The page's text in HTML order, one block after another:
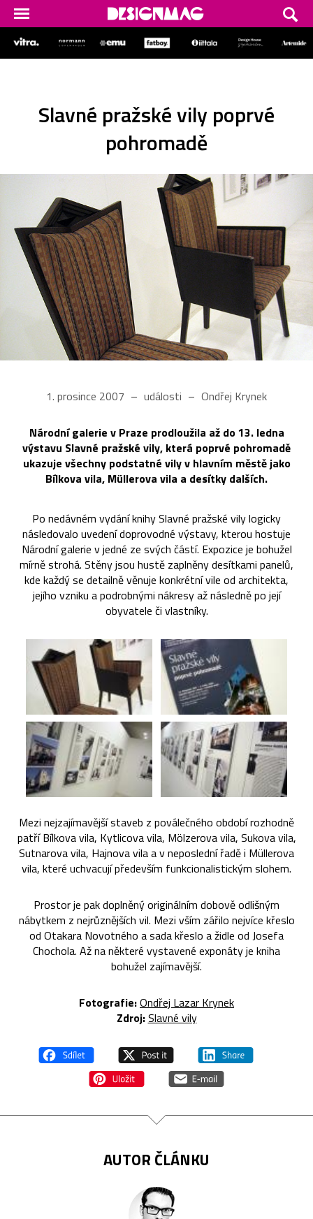
Slavné pražské vily poprvé
pohromadě
1. prosince 2007 události Ondřej Krynek
Národní galerie v Praze prodloužila až do 13. ledna
výstavu Slavné pražské vily, která poprvé pohromadě
ukazuje všechny podstatné vily v hlavním městě jako
Bílkova vila, Müllerova vila a desítky dalších.
Po nedávném vydání knihy Slavné pražské vily logicky
následovalo uvedení doprovodné výstavy, kterou hostuje
Národní galerie v jedné ze svých částí. Expozice je bohužel
mírně strohá. Stěny jsou hustě zaplněny desítkami panelů,
kde každý se detailně věnuje konkrétní vile od architekta,
jejího vzniku a podrobnými nákresy až následně po její
obyvatele či vlastníky.
Mezi nejzajímavější staveb z poválečného období rozhodně
patří Bílkova vila, Kytlicova vila, Mölzerova vila, Sukova vila,
Sutnarova vila, Hajnova vila a v neposlední řadě i Müllerova
vila, které uchvacují především funkcionalistickým slohem.
Prostor je pak doplněný originálním dobově odlišným
nábytkem z nejrůznějších vil. Mezi vším zářilo nejvíce křeslo
od Otakara Novotného a sada křeslo a židle od Josefa
Chochola. Až na některé vystavené exponáty je kniha
bohužel zajímavější.
Fotografie:Ondřej Lazar Krynek
Zdroj:Slavné vily
AUTOR ČLÁNKU